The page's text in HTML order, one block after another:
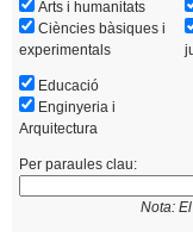
Arts i humanitats
Ciències bàsiques i
experimentals
Educació
Enginyeria i
Arquitectura
Per paraules clau:
Nota: